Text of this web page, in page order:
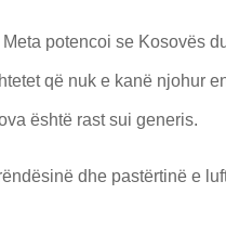
potencoi se Kosovës
që nuk e kanë njohur
është rast sui generis.
dhe pastërtinë e